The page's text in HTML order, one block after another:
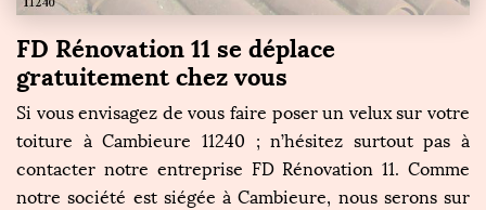
FD Rénovation 11 se déplace
gratuitement chez vous
Si vous envisagez de vous faire poser un velux sur votre
toiture à Cambieure 11240 ; n’hésitez surtout pas à
contacter notre entreprise FD Rénovation 11. Comme
notre société est siégée à Cambieure, nous serons sur